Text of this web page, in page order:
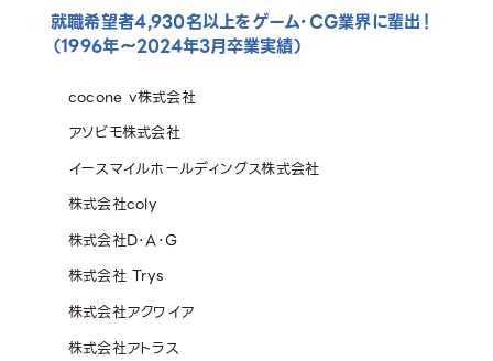
就職希望者4,930名以上をゲーム・CG業界に輩出！
（1996年〜2024年3月卒業実績）
cocone v株式会社
アソビモ株式会社
イースマイルホールディングス株式会社
株式会社coly
株式会社D･A･G
株式会社 Trys
株式会社アクワイア
株式会社アトラス